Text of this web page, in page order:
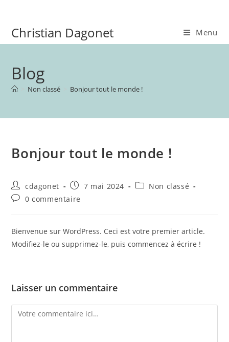
contentChristian Dagonet Menu
Blog
Non classé Bonjour tout le monde !
Bonjour tout le monde !
Auteur/autrice
de
la
cdagonet
Publication
publiée :
7 mai 2024
PostNon classé
Commentaires
publication :
0 commentaire
Bienvenue sur WordPress. Ceci est votre premier article.
Modifiez-le ou supprimez-le, puis commencez à écrire !
Laisser un commentaire
Comment